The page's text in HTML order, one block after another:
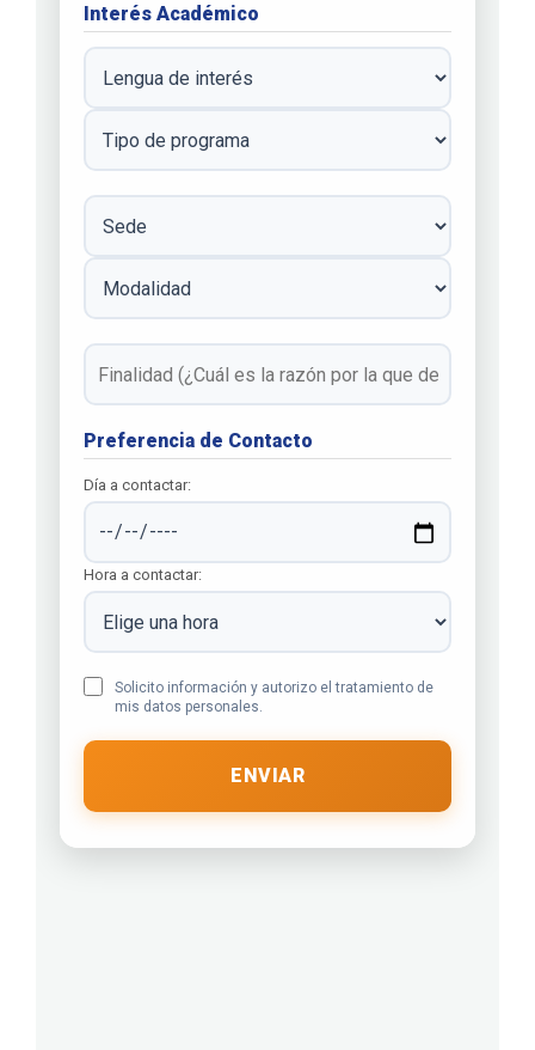
Interés Académico
Preferencia de Contacto
Día a contactar:
Hora a contactar:
Solicito información y autorizo el tratamiento de
mis datos personales.